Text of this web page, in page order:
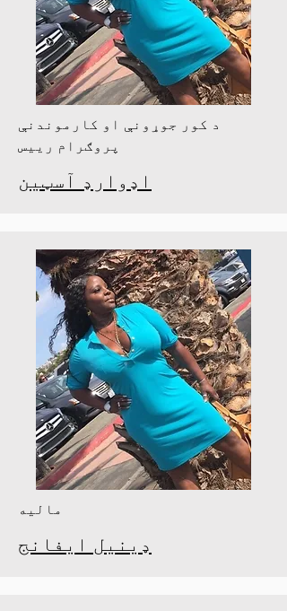
د کور جوړونې او کارموندنې
پروګرام رییس
اډوارډ آسټین
مالیه
ډینیل ایفانج